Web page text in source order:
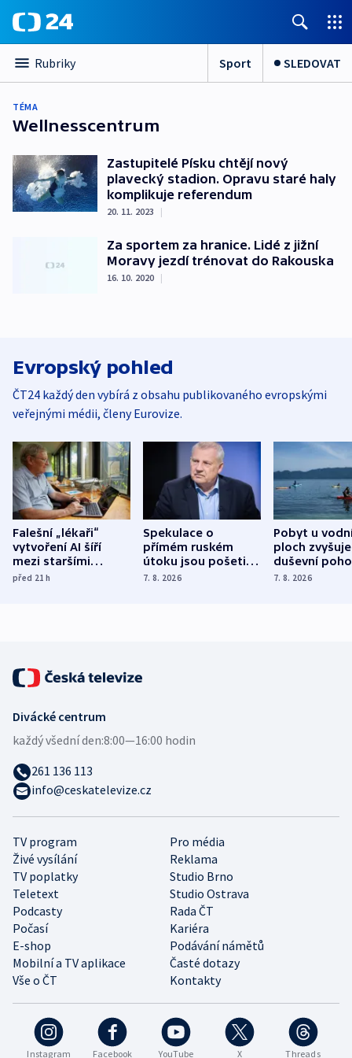
Rubriky Sport SLEDOVAT
TÉMA
Wellnesscentrum
Zastupitelé Písku chtějí nový
plavecký stadion. Opravu staré haly
komplikuje referendum
20. 11. 2023 |
Za sportem za hranice. Lidé z jižní
Moravy jezdí trénovat do Rakouska
16. 10. 2020 |
Evropský pohled
ČT24 každý den vybírá z obsahu publikovaného evropskými
veřejnými médii, členy Eurovize.
Falešní „lékaři“
vytvoření AI šíří
mezi staršími
Poláky nebezpečné
před 21h
Spekulace o
přímém ruském
útoku jsou pošetilé,
míní estonský
7. 8. 2026
Pobyt u
ploch zvyšuje
duševní
ukázala
7. 8. 2026
Instagram Facebook YouTube X Threads
TV program
Pro média
Živé vysílání
Reklama
TV poplatky
Studio Brno
Teletext
Studio Ostrava
Podcasty
Rada ČT
Počasí
Kariéra
E-shop
Podávání námětů
Mobilní a TV aplikace
Časté dotazy
Vše o ČT
Kontakty
Divácké centrum
každý všední den:8:00—16:00 hodin
261 136 113
info@ceskatelevize.cz